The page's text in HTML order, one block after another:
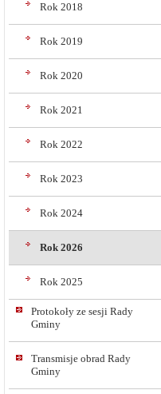
Rok 2018
Rok 2019
Rok 2020
Rok 2021
Rok 2022
Rok 2023
Rok 2024
Rok 2026
Rok 2025
Protokoły ze sesji Rady
Gminy
Transmisje obrad Rady
Gminy